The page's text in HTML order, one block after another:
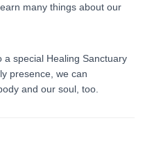
many things about our
special Healing Sanctuary
presence, we can
and our soul, too.